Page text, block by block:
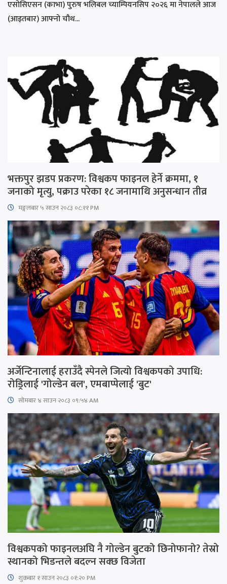
एसोसिएसन (काभा) पुरुष भलिबल च्याम्पियनसिप २०२६ मा नेपालले आज
(आइतबार) आफ्नो चौथ...
भक्तपुर झडप प्रकरण: विश्वकप फाइनल हेर्ने क्रममा, १
जनाको मृत्यु, पक्राउ परेका १८ जनामाथि अनुसन्धान तीव्र
मङ्गलबार ५ साउन २०८३ ०८:११ PM
अर्जेन्टिनालाई हराउँदै स्पेनले जित्यो विश्वकपको उपाधि:
रोड्रिलाई 'गोल्डेन बल', एमबाप्पेलाई 'बुट'
सोमबार ४ साउन २०८३ ०९:५४ AM
विश्वकपको फाइनलअघि नै गोल्डेन बुटको छिनोफानो? तेस्रो
स्थानको भिडन्तले बदल्न सक्छ विजेता
शुक्रबार​ १ साउन २०८३ ०१:२० PM